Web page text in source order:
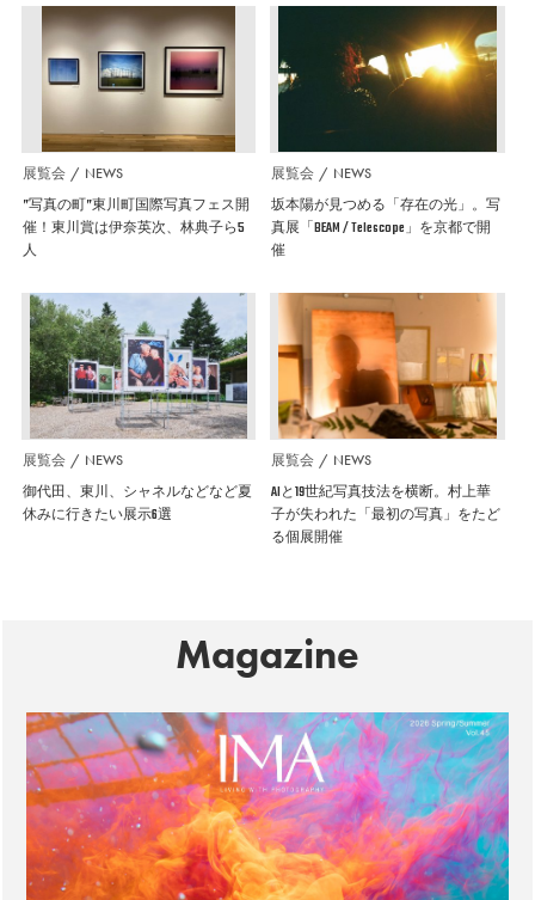
展覧会 NEWS
”写真の町”東川町国際写真フェス開
催！東川賞は伊奈英次、林典子ら5
人
展覧会 NEWS
坂本陽が見つめる「存在の光」。写
真展「BEAM / Telescope」を京都で開
催
展覧会 NEWS
御代田、東川、シャネルなどなど夏
休みに行きたい展示6選
展覧会 NEWS
AIと19世紀写真技法を横断。村上華
子が失われた「最初の写真」をたど
る個展開催
Magazine